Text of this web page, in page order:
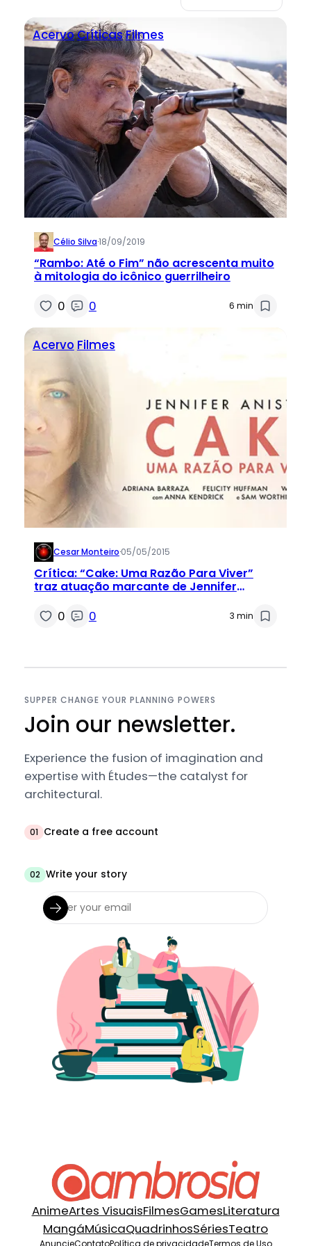
AcervoCríticasFilmes
Célio Silva·18/09/2019
“Rambo: Até o Fim” não acrescenta muito
à mitologia do icônico guerrilheiro
0 0 6 min
Acervo Filmes
Cesar Monteiro·05/05/2015
Crítica: “Cake: Uma Razão Para Viver”
traz atuação marcante de Jennifer
0 0 3 min
SUPPER CHANGE YOUR PLANNING POWERS
Join our newsletter.
Experience the fusion of imagination and
expertise with Études—the catalyst for
architectural.
01 Create a free account
02 Write your story
AnimeArtes VisuaisFilmesGamesLiteratura
MangáMúsicaQuadrinhosSériesTeatro